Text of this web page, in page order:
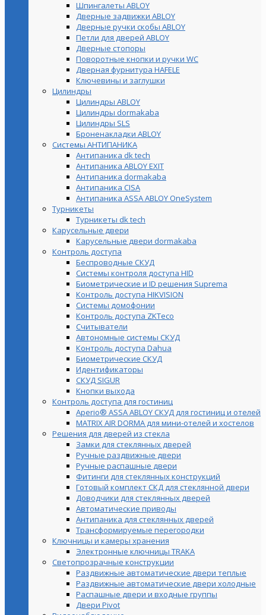
Шпингалеты ABLOY
Дверные задвижки ABLOY
Дверные ручки скобы ABLOY
Петли для дверей ABLOY
Дверные стопоры
Поворотные кнопки и ручки WC
Дверная фурнитура HAFELE
Ключевины и заглушки
Цилиндры
Цилиндры ABLOY
Цилиндры dormakaba
Цилиндры SLS
Броненакладки ABLOY
Системы АНТИПАНИКА
Антипаника dk tech
Антипаника ABLOY EXIT
Антипаника dormakaba
Антипаника СISA
Антипаника ASSA ABLOY OneSystem
Турникеты
Турникеты dk tech
Карусельные двери
Карусельные двери dormakaba
Контроль доступа
Беспроводные СКУД
Системы контроля доступа HID
Биометрические и ID решения Suprema
Контроль доступа HIKVISION
Системы домофонии
Контроль доступа ZKTeco
Считыватели
Автономные системы СКУД
Контроль доступа Dahua
Биометрические СКУД
Идентификаторы
СКУД SIGUR
Кнопки выхода
Контроль доступа для гостиниц
Aperio® ASSA ABLOY СКУД для гостиниц и отелей
MATRIX AIR DORMA для мини-отелей и хостелов
Решения для дверей из стекла
Замки для стеклянных дверей
Ручные раздвижные двери
Ручные распашные двери
Фитинги для стеклянных конструкций
Готовый комплект СКД для стеклянной двери
Доводчики для стеклянных дверей
Автоматические приводы
Антипаника для стеклянных дверей
Трансформируемые перегородки
Ключницы и камеры хранения
Электронные ключницы TRAKA
Светопрозрачные конструкции
Раздвижные автоматические двери теплые
Раздвижные автоматические двери холодные
Распашные двери и входные группы
Двери Pivot